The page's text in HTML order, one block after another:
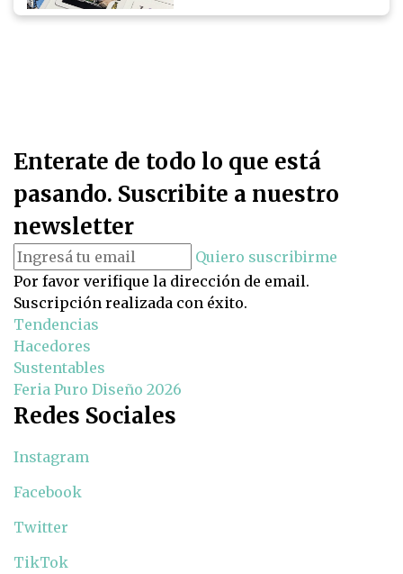
Enterate de todo lo que está
pasando. Suscribite a nuestro
newsletter
Quiero suscribirme
Por favor verifique la dirección de email.
Suscripción realizada con éxito.
Tendencias
Hacedores
Sustentables
Feria Puro Diseño 2026
Redes Sociales
Instagram
Facebook
Twitter
TikTok